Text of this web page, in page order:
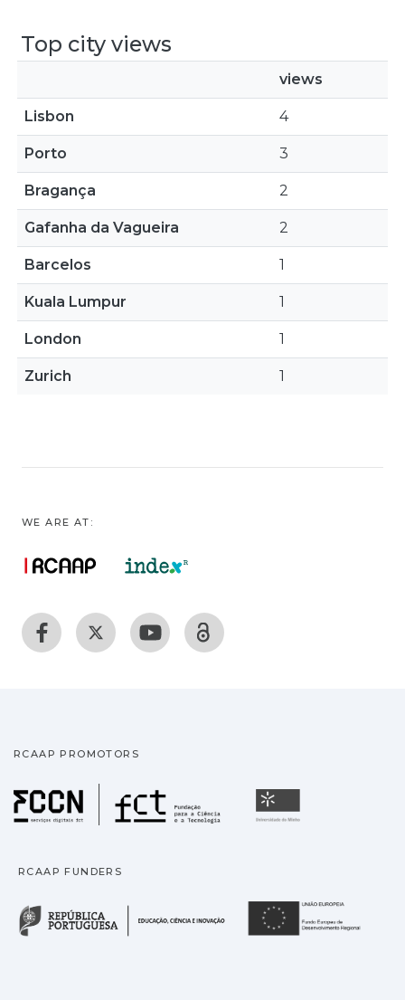
Top city views
views
Lisbon 4
Porto 3
Bragança 2
Gafanha da Vagueira 2
Barcelos 1
Kuala Lumpur 1
London 1
Zurich 1
WE ARE AT:
RCAAP PROMOTORS
Fundação para a
RCAAP FUNDERS
República Portuguesa